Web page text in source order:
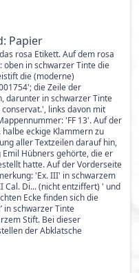
Papier
rosa Etikett. Auf dem rosa
in schwarzer Tinte die
die (moderne)
die Zeile der
darunter in schwarzer Tinte
links davon mit
'FF 13'. Auf der
eckige Klammern zu
aller Textzeilen darauf hin,
Hübners gehörte, die er
hatte. Auf der Vorderseite
'Ex. III' in schwarzem
Cal. Di... (nicht entziffert) ' und
Ecke finden sich die
in schwarzer Tinte
Stift. Bei dieser
der Abklatsche